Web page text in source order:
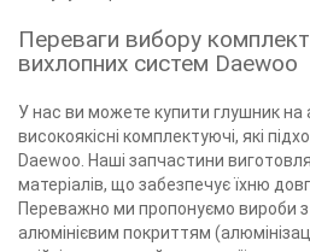
Переваги вибору
вихлопних систем Daewoo
У нас ви можете купити глушник на
високоякісні комплектуючі, які
Daewoo. Наші запчастини
матеріалів, що забезпечує їхню
Переважно ми пропонуємо вироби
алюмінієвим покриттям